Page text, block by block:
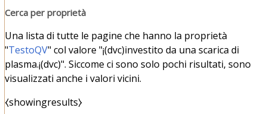
Cerca per proprietà
Una lista di tutte le pagine che hanno la proprietà
"TestoQV" col valore "¡(dvc)investito da una scarica di
plasma.¡(dvc)". Siccome ci sono solo pochi risultati, sono
visualizzati anche i valori vicini.
⧼showingresults⧽